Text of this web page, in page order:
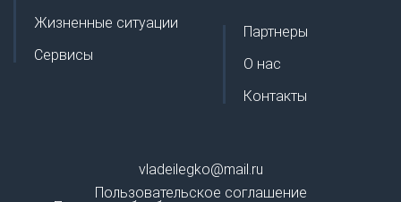
Жизненные ситуации
Сервисы
Партнеры
О нас
Контакты
vladeilegko@mail.ru
Пользовательское соглашение